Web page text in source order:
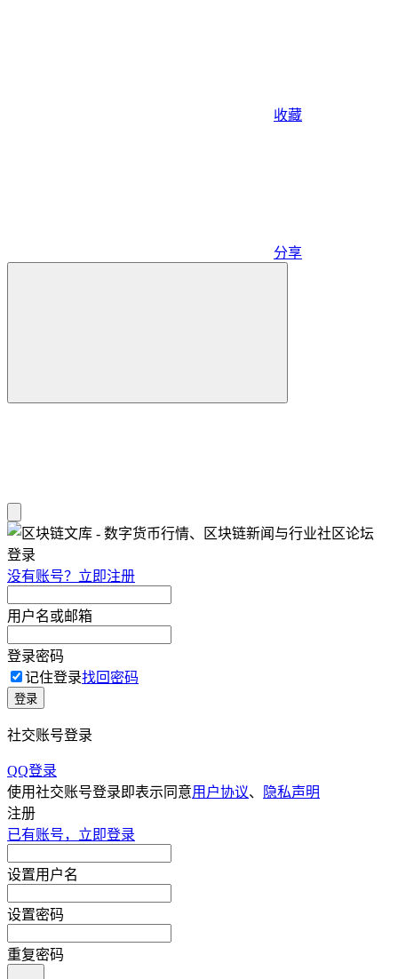
收藏
分享
登录
没有账号？立即注册
用户名或邮箱
登录密码
记住登录找回密码
登录
社交账号登录
QQ登录
使用社交账号登录即表示同意用户协议、
隐私声明
注册
已有账号，立即登录
设置用户名
设置密码
重复密码